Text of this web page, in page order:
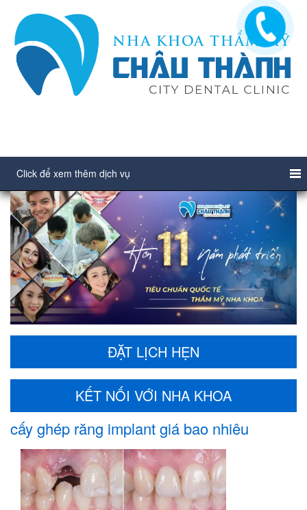
Click để xem thêm dịch vụ
ĐẶT LỊCH HẸN
KẾT NỐI VỚI NHA KHOA
cấy ghép răng implant giá bao nhiêu